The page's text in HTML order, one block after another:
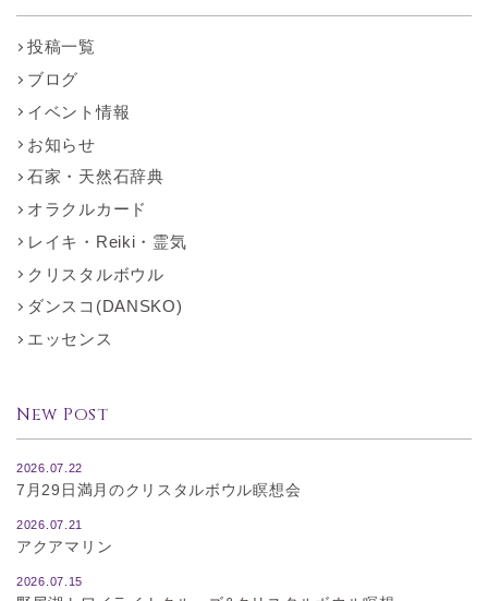
投稿一覧
ブログ
イベント情報
お知らせ
石家・天然石辞典
オラクルカード
レイキ・Reiki・霊気
クリスタルボウル
ダンスコ(DANSKO)
エッセンス
New Post
2026.07.22
7月29日満月のクリスタルボウル瞑想会
2026.07.21
アクアマリン
2026.07.15